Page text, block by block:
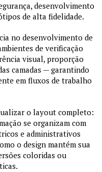
desenvolvimento
de alta fidelidade.
no desenvolvimento de
de verificação
visual, proporção
camadas — garantindo
em fluxos de trabalho
o layout completo:
se organizam com
e administrativos
o design mantém sua
coloridas ou